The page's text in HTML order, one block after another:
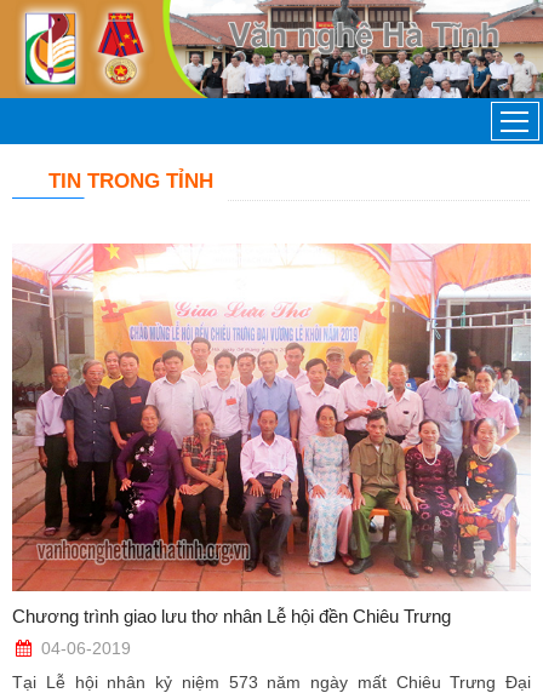
TIN TRONG TỈNH
Chương trình giao lưu thơ nhân Lễ hội đền Chiêu Trưng
04-06-2019
Tại Lễ hội nhân kỷ niệm 573 năm ngày mất Chiêu Trưng Đại